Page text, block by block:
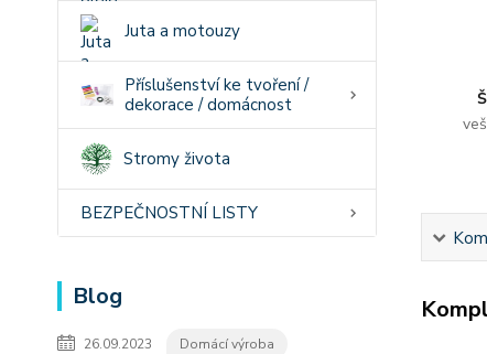
Juta a motouzy
Příslušenství ke tvoření /
dekorace / domácnost
Stromy života
BEZPEČNOSTNÍ LISTY
Blog
26.09.2023 Domácí výroba